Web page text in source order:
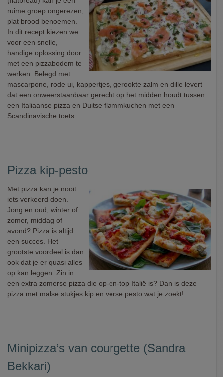
ruime groep ongerezen,
plat brood benoemen.
In dit recept kiezen we
voor een snelle,
handige oplossing door
met een pizzabodem te
werken. Belegd met
mascarpone, rode ui, kappertjes, gerookte zalm en dille levert
dat een onweerstaanbaar gerecht op het midden houdt tussen
een Italiaanse pizza en Duitse flammkuchen met een
Scandinavische toets.
Pizza kip-pesto
Met pizza kan je nooit
iets verkeerd doen.
Jong en oud, winter of
zomer, middag of
avond? Pizza is altijd
een succes. Het
grootste voordeel is dan
ook dat je er quasi alles
op kan leggen. Zin in
een extra zomerse pizza die op-en-top Italië is? Dan is deze
pizza met malse stukjes kip en verse pesto wat je zoekt!
Minipizza’s van courgette (Sandra
Bekkari)